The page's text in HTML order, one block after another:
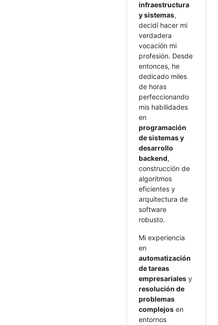
infraestructura
y sistemas,
decidí hacer mi
verdadera
vocación mi
profesión. Desde
entonces, he
dedicado miles
de horas
perfeccionando
mis habilidades
en
programación
de sistemas y
desarrollo
backend,
construcción de
algoritmos
eficientes y
arquitectura de
software
robusto.
Mi experiencia
en
automatización
de tareas
empresariales y
resolución de
problemas
complejos en
entornos